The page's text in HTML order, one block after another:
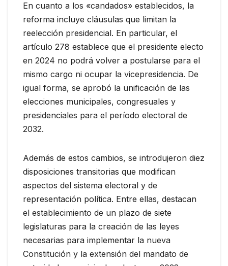
En cuanto a los «candados» establecidos, la
reforma incluye cláusulas que limitan la
reelección presidencial. En particular, el
artículo 278 establece que el presidente electo
en 2024 no podrá volver a postularse para el
mismo cargo ni ocupar la vicepresidencia. De
igual forma, se aprobó la unificación de las
elecciones municipales, congresuales y
presidenciales para el período electoral de
2032.
Además de estos cambios, se introdujeron diez
disposiciones transitorias que modifican
aspectos del sistema electoral y de
representación política. Entre ellas, destacan
el establecimiento de un plazo de siete
legislaturas para la creación de las leyes
necesarias para implementar la nueva
Constitución y la extensión del mandato de